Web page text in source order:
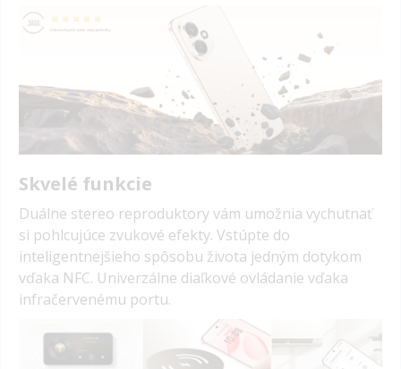
Skvelé funkcie
Duálne stereo reproduktory vám umožnia vychutnať
si pohlcujúce zvukové efekty. Vstúpte do
inteligentnejšieho spôsobu života jedným dotykom
vďaka NFC. Univerzálne diaľkové ovládanie vďaka
infračervenému portu.